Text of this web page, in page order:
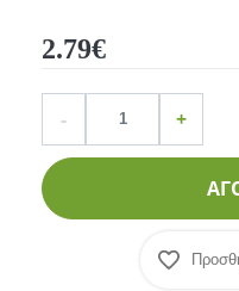
2.79€
Ποσότητα
- +